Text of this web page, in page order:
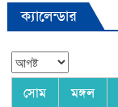
ক্যালেন্ডার
সোম মঙ্গল